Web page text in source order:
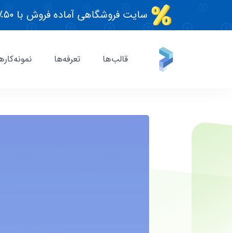
سایت فروشگاهی آماده فروش با ۵۰٪ تخفیف قطعی!
قالب‌ها تعرفه‌ها